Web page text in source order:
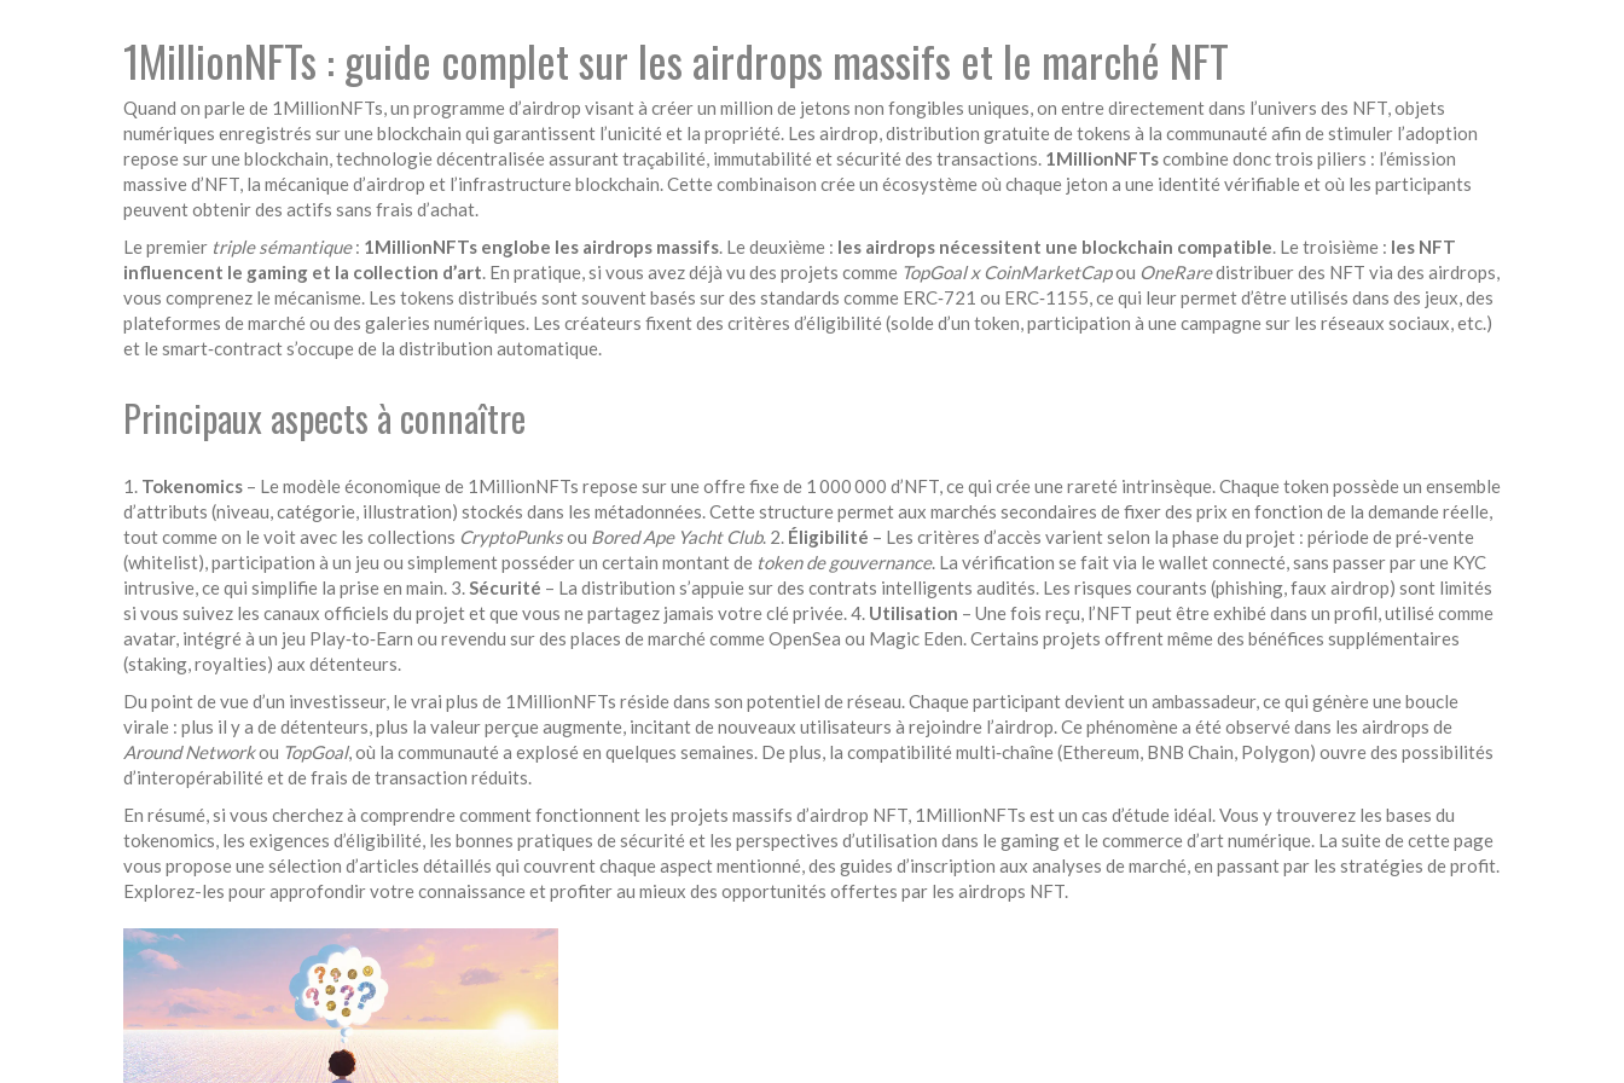
1MillionNFTs : guide complet sur les airdrops massifs et le marché NFT
Quand on parle de 1MillionNFTs,un programme d’airdrop visant à créer un million de jetons non fongibles uniques, on entre directement dans l’univers des NFT,objets
numériques enregistrés sur une blockchain qui garantissent l’unicité et la propriété. Les airdrop,distribution gratuite de tokens à la communauté afin de stimuler l’adoption
repose sur uneblockchain,technologie décentralisée assurant traçabilité, immutabilité et sécurité des transactions. 1MillionNFTscombine donc trois piliers : l’émission
massive d’NFT, la mécanique d’airdrop et l’infrastructure blockchain. Cette combinaison crée un écosystème où chaque jeton a une identité vérifiable et où les participants
peuvent obtenir des actifs sans frais d’achat.
Le premier triple sémantique: 1MillionNFTs englobe les airdrops massifs. Le deuxième : les airdrops nécessitent une blockchain compatible. Le troisième : les NFT
influencent le gaming et la collection d’art. En pratique, si vous avez déjà vu des projets comme TopGoal x CoinMarketCapou OneRaredistribuer des NFT via des airdrops,
vous comprenez le mécanisme. Les tokens distribués sont souvent basés sur des standards comme ERC‑721 ou ERC‑1155, ce qui leur permet d’être utilisés dans des jeux, des
plateformes de marché ou des galeries numériques. Les créateurs fixent des critères d’éligibilité (solde d’un token, participation à une campagne sur les réseaux sociaux, etc.)
et le smart‑contract s’occupe de la distribution automatique.
Principaux aspects à connaître
1. Tokenomics – Le modèle économique de 1MillionNFTs repose sur une offre fixe de 1 000 000 d’NFT, ce qui crée une rareté intrinsèque. Chaque token possède un ensemble
d’attributs (niveau, catégorie, illustration) stockés dans les métadonnées. Cette structure permet aux marchés secondaires de fixer des prix en fonction de la demande réelle,
tout comme on le voit avec les collections CryptoPunksou Bored Ape Yacht Club. 2. Éligibilité – Les critères d’accès varient selon la phase du projet : période de pré‑vente
(whitelist), participation à un jeu ou simplement posséder un certain montant de token de gouvernance. La vérification se fait via le wallet connecté, sans passer par une KYC
intrusive, ce qui simplifie la prise en main. 3.Sécurité – La distribution s’appuie sur des contrats intelligents audités. Les risques courants (phishing, faux airdrop) sont limités
si vous suivez les canaux officiels du projet et que vous ne partagez jamais votre clé privée. 4. Utilisation – Une fois reçu, l’NFT peut être exhibé dans un profil, utilisé comme
avatar, intégré à un jeu Play‑to‑Earn ou revendu sur des places de marché comme OpenSea ou Magic Eden. Certains projets offrent même des bénéfices supplémentaires
(staking, royalties) aux détenteurs.
Du point de vue d’un investisseur, le vrai plus de 1MillionNFTs réside dans son potentiel de réseau. Chaque participant devient un ambassadeur, ce qui génère une boucle
virale : plus il y a de détenteurs, plus la valeur perçue augmente, incitant de nouveaux utilisateurs à rejoindre l’airdrop. Ce phénomène a été observé dans les airdrops de
Around Networkou TopGoal, où la communauté a explosé en quelques semaines. De plus, la compatibilité multi‑chaîne (Ethereum, BNB Chain, Polygon) ouvre des possibilités
d’interopérabilité et de frais de transaction réduits.
En résumé, si vous cherchez à comprendre comment fonctionnent les projets massifs d’airdrop NFT, 1MillionNFTs est un cas d’étude idéal. Vous y trouverez les bases du
tokenomics, les exigences d’éligibilité, les bonnes pratiques de sécurité et les perspectives d’utilisation dans le gaming et le commerce d’art numérique. La suite de cette page
vous propose une sélection d’articles détaillés qui couvrent chaque aspect mentionné, des guides d’inscription aux analyses de marché, en passant par les stratégies de profit.
Explorez-les pour approfondir votre connaissance et profiter au mieux des opportunités offertes par les airdrops NFT.